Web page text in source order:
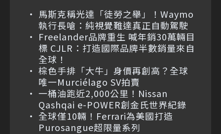
馬斯克稱光達「徒勞之舉」！Waymo
執行長嗆：純視覺難達真正自動駕駛
Freelander品牌重生 喊年銷30萬輛目
標 CJLR：打造國際品牌半數銷量來自
全球！
棕色手排「大牛」身價再創高？全球
唯一Murciélago SV拍賣
一桶油跑近2,000公里！Nissan
Qashqai e-POWER創金氏世界紀錄
全球僅10輛！Ferrari為美國打造
Purosangue超限量系列